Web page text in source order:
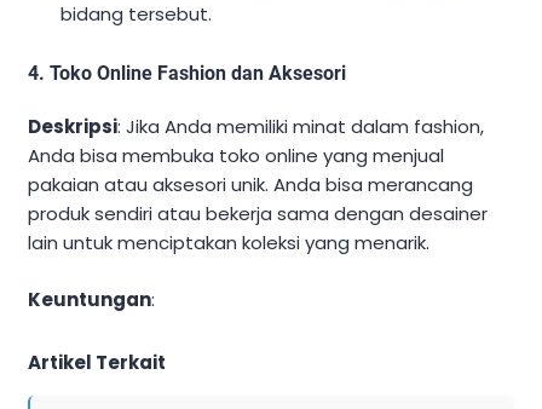
bidang tersebut.
4. Toko Online Fashion dan Aksesori
Deskripsi: Jika Anda memiliki minat dalam fashion,
Anda bisa membuka toko online yang menjual
pakaian atau aksesori unik. Anda bisa merancang
produk sendiri atau bekerja sama dengan desainer
lain untuk menciptakan koleksi yang menarik.
Keuntungan:
Artikel Terkait